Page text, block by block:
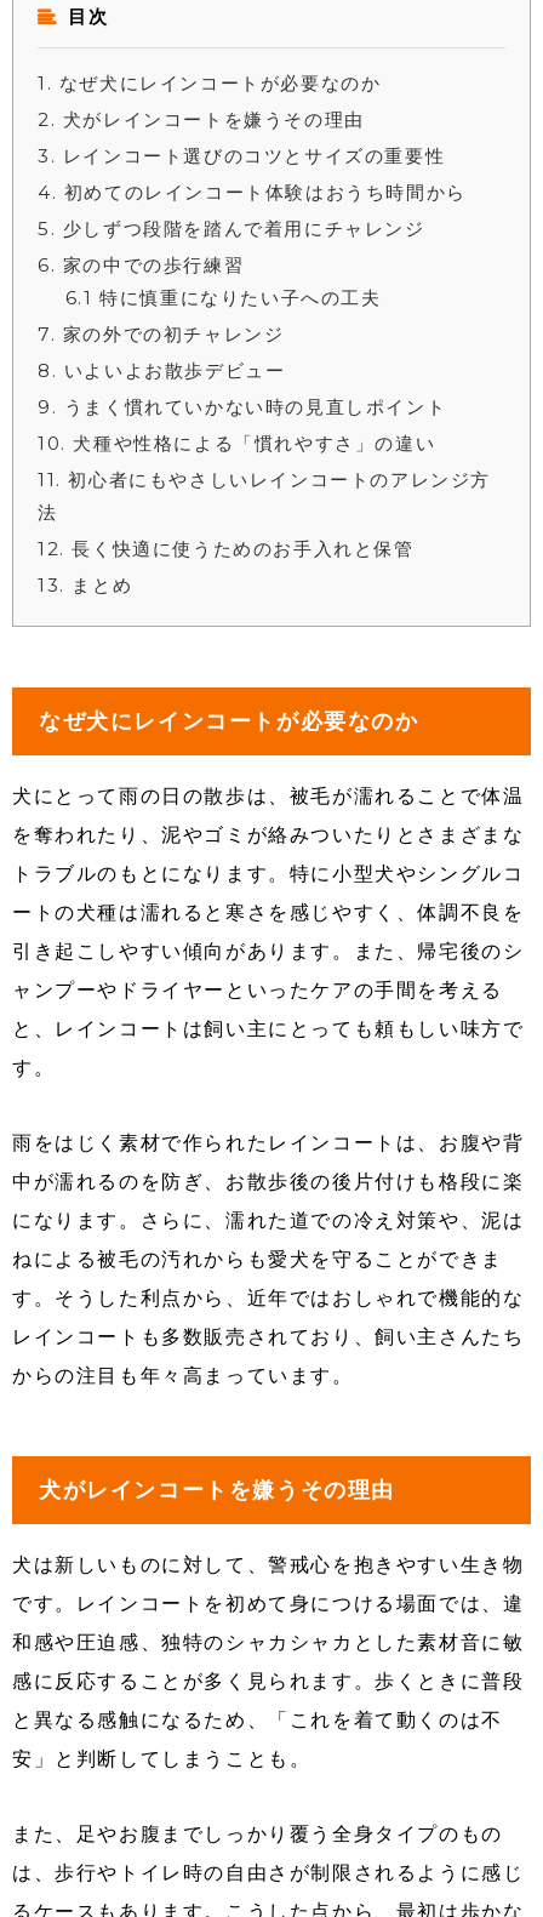
目次
1
なぜ犬にレインコートが必要なのか
2
犬がレインコートを嫌うその理由
3
レインコート選びのコツとサイズの重要性
4
初めてのレインコート体験はおうち時間から
5
少しずつ段階を踏んで着用にチャレンジ
6
家の中での歩行練習
6.1 特に慎重になりたい子への工夫
7
家の外での初チャレンジ
8
いよいよお散歩デビュー
9
うまく慣れていかない時の見直しポイント
10
犬種や性格による「慣れやすさ」の違い
11
初心者にもやさしいレインコートのアレンジ方
法
12 長く快適に使うためのお手入れと保管
13
まとめ
なぜ犬にレインコートが必要なのか
犬にとって雨の日の散歩は、被毛が濡れることで体温
を奪われたり、泥やゴミが絡みついたりとさまざまな
トラブルのもとになります。特に小型犬やシングルコ
ートの犬種は濡れると寒さを感じやすく、体調不良を
引き起こしやすい傾向があります。また、帰宅後のシ
ャンプーやドライヤーといったケアの手間を考える
と、レインコートは飼い主にとっても頼もしい味方で
す。
雨をはじく素材で作られたレインコートは、お腹や背
中が濡れるのを防ぎ、お散歩後の後片付けも格段に楽
になります。さらに、濡れた道での冷え対策や、泥は
ねによる被毛の汚れからも愛犬を守ることができま
す。そうした利点から、近年ではおしゃれで機能的な
レインコートも多数販売されており、飼い主さんたち
からの注目も年々高まっています。
犬がレインコートを嫌うその理由
犬は新しいものに対して、警戒心を抱きやすい生き物
です。レインコートを初めて身につける場面では、違
和感や圧迫感、独特のシャカシャカとした素材音に敏
感に反応することが多く見られます。歩くときに普段
と異なる感触になるため、「これを着て動くのは不
安」と判断してしまうことも。
また、足やお腹までしっかり覆う全身タイプのもの
は、歩行やトイレ時の自由さが制限されるように感じ
るケースもあります。こうした点から、最初は歩かな